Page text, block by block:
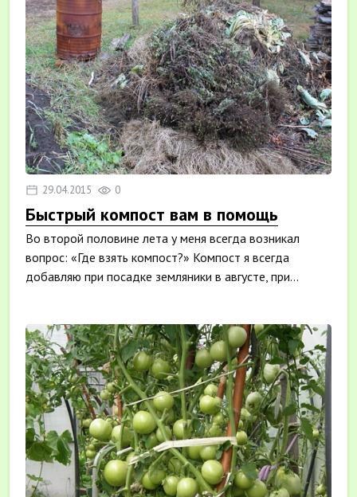
29.04.2015 0
Быстрый компост вам в помощь
Во второй половине лета у меня всегда возникал
вопрос: «Где взять компост?» Компост я всегда
добавляю при посадке земляники в августе, при...